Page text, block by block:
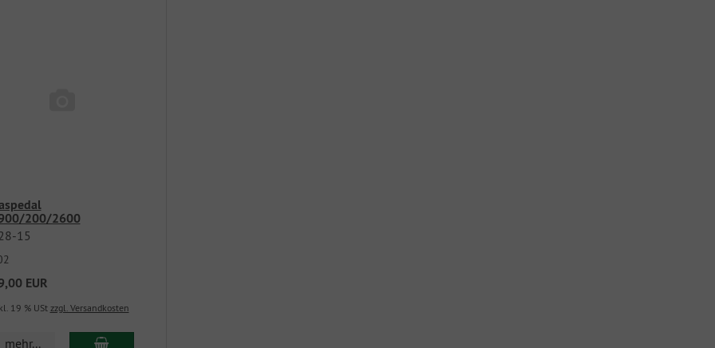
200/2600
15
EUR
19 % USt zzgl. Versandkosten
mehr...